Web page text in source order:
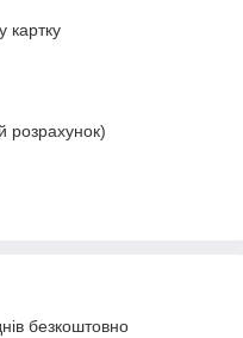
картку
розрахунок)
безкоштовно